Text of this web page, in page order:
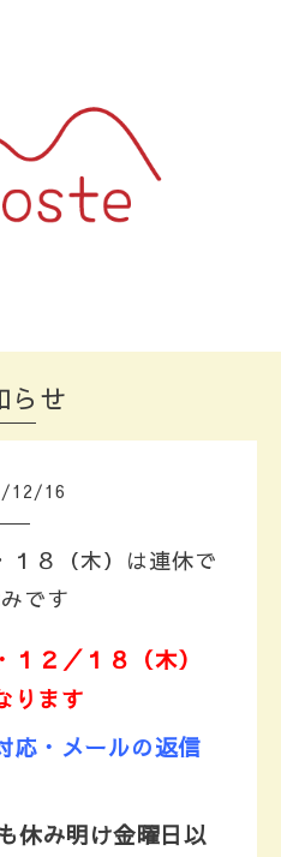
らせ
/12/16
１８（木）は連休で
です
１２／１８（木）
ります
応・メールの返信
休み明け金曜日以